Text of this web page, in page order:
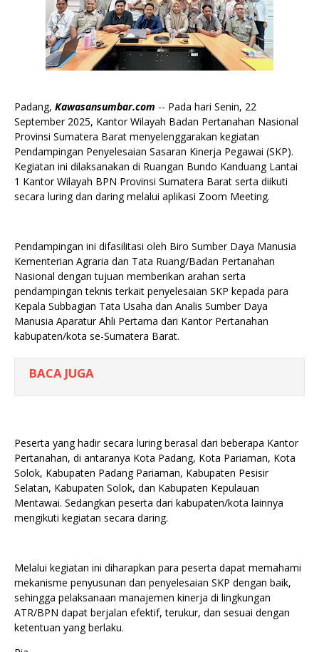
Padang, Kawasansumbar.com -- Pada hari Senin, 22
September 2025, Kantor Wilayah Badan Pertanahan Nasional
Provinsi Sumatera Barat menyelenggarakan kegiatan
Pendampingan Penyelesaian Sasaran Kinerja Pegawai (SKP).
Kegiatan ini dilaksanakan di Ruangan Bundo Kanduang Lantai
1 Kantor Wilayah BPN Provinsi Sumatera Barat serta diikuti
secara luring dan daring melalui aplikasi Zoom Meeting.
Pendampingan ini difasilitasi oleh Biro Sumber Daya Manusia
Kementerian Agraria dan Tata Ruang/Badan Pertanahan
Nasional dengan tujuan memberikan arahan serta
pendampingan teknis terkait penyelesaian SKP kepada para
Kepala Subbagian Tata Usaha dan Analis Sumber Daya
Manusia Aparatur Ahli Pertama dari Kantor Pertanahan
kabupaten/kota se-Sumatera Barat.
BACA JUGA
Peserta yang hadir secara luring berasal dari beberapa Kantor
Pertanahan, di antaranya Kota Padang, Kota Pariaman, Kota
Solok, Kabupaten Padang Pariaman, Kabupaten Pesisir
Selatan, Kabupaten Solok, dan Kabupaten Kepulauan
Mentawai. Sedangkan peserta dari kabupaten/kota lainnya
mengikuti kegiatan secara daring.
Melalui kegiatan ini diharapkan para peserta dapat memahami
mekanisme penyusunan dan penyelesaian SKP dengan baik,
sehingga pelaksanaan manajemen kinerja di lingkungan
ATR/BPN dapat berjalan efektif, terukur, dan sesuai dengan
ketentuan yang berlaku.